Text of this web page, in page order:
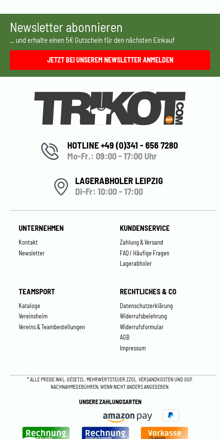
Newsletter abonnieren
... und erhalte einen 5€ Gutschein für den nächsten Einkauf
JETZT BEI UNSEREM NEWSLETTER ANMELDEN
HOTLINE +49 (0)341 - 656 7280
Mo-Fr.: 09:00 - 17:00 Uhr
LAGERABHOLER LEIPZIG
Di-Fr: 10:00 - 17:00
UNTERNEHMEN
Kontakt
Newsletter
KUNDENSERVICE
Zahlung & Versand
FAQ / Häufige Fragen
Lagerabholer
TEAMSPORT
Kataloge
Vereinsheim
Vereins & Teambestellungen
RECHTLICHES & CO
Datenschutzerklärung
Widerrufsbelehrung
Widerrufsformular
AGB
Impressum
* ALLE PREISE INKL. GESETZL. MEHRWERTSTEUER ZZGL.VERSANDKOSTENUND GGF.
NACHNAHMEGEBÜHREN, WENN NICHT ANDERS ANGEGEBEN.
UNSERE ZAHLUNGSARTEN